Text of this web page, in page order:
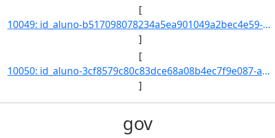
[
10049: id_aluno-b517098078234a5ea901049a2bec4e59-aa_ingresso-2017-cd_curso-945-nm_qsl--nr_ch--nr_cr--nr_ind]
]
[
10050: id_aluno-3cf8579c80c83dce68a08b4ec7f9e087-aa_ingresso-2018-cd_curso-945-nm_qsl--nr_ch--nr_cr--nr_ind]
]
gov